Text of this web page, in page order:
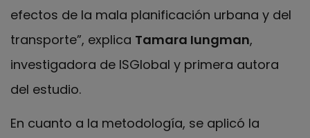
efectos de la mala planificación urbana y del
transporte”, explica Tamara Iungman,
investigadora de ISGlobal y primera autora
del estudio.
En cuanto a la metodología, se aplicó la